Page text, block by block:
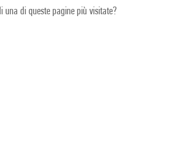
una di queste pagine più visitate?